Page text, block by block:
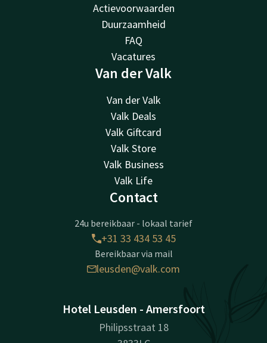
Actievoorwaarden
Duurzaamheid
FAQ
Vacatures
Van der Valk
Van der Valk
Valk Deals
Valk Giftcard
Valk Store
Valk Business
Valk Life
Contact
24u bereikbaar - lokaal tarief
+31 33 434 53 45
Bereikbaar via mail
leusden@valk.com
Hotel Leusden - Amersfoort
Philipsstraat 18